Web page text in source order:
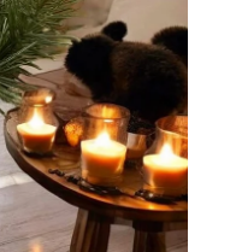
STABILIZOVANÁ KVĚTINA,
ANDĚL
389 Kč